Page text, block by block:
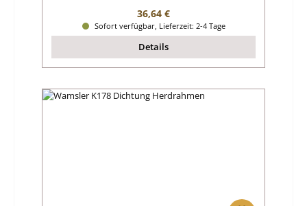
Regulärer Preis:
36,64 €
Sofort verfügbar, Lieferzeit: 2-4 Tage
Details